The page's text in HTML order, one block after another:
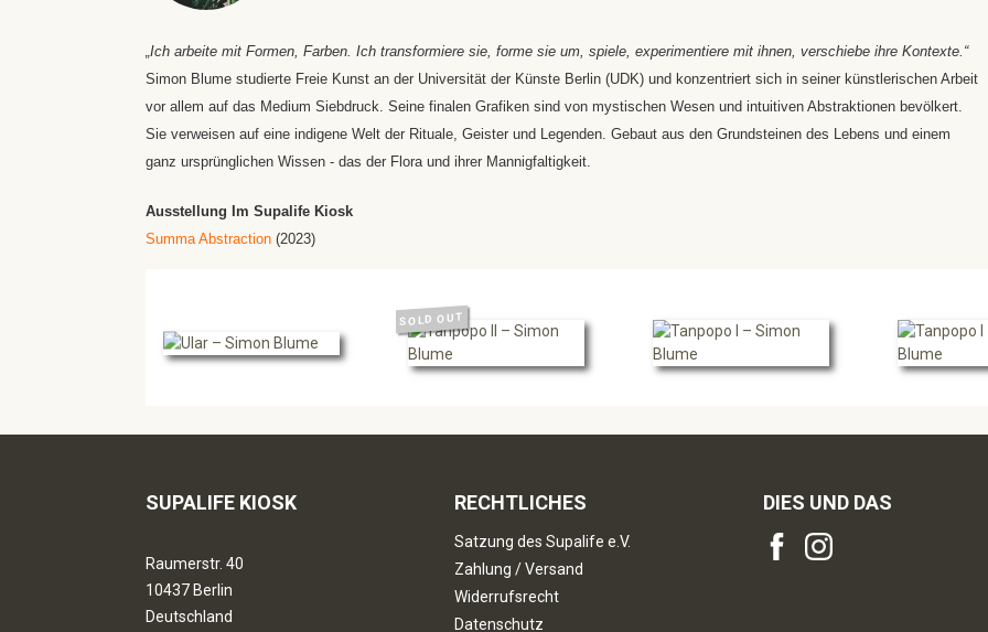
„Ich arbeite mit Formen, Farben. Ich transformiere sie, forme sie um, spiele, experimentiere mit ihnen, verschiebe ihre Kontexte.“
Simon Blume studierte Freie Kunst an der Universität der Künste Berlin (UDK) und konzentriert sich in seiner künstlerischen Arbeit
vor allem auf das Medium Siebdruck. Seine finalen Grafiken sind von mystischen Wesen und intuitiven Abstraktionen bevölkert.
Sie verweisen auf eine indigene Welt der Rituale, Geister und Legenden. Gebaut aus den Grundsteinen des Lebens und einem
ganz ursprünglichen Wissen - das der Flora und ihrer Mannigfaltigkeit.
Ausstellung Im Supalife Kiosk
Summa Abstraction (2023)
SOLD OUT
SUPALIFE KIOSK
Raumerstr. 40
10437 Berlin
Deutschland
RECHTLICHES
Satzung des Supalife e.V.
Zahlung / Versand
Widerrufsrecht
Datenschutz
DIES UND DAS